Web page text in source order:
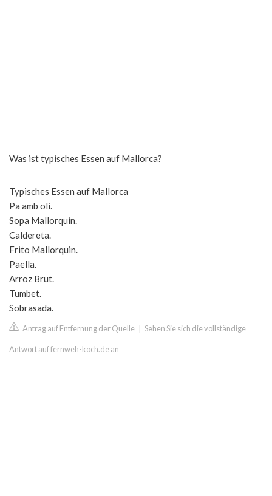
Was ist typisches Essen auf Mallorca?
Typisches Essen auf Mallorca
Pa amb oli.
Sopa Mallorquin.
Caldereta.
Frito Mallorquin.
Paella.
Arroz Brut.
Tumbet.
Sobrasada.
Antrag auf Entfernung der Quelle Sehen Sie sich die vollständige
Antwort auf fernweh-koch.de an